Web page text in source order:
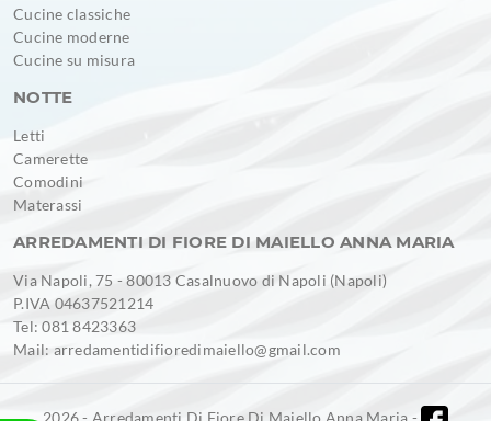
Cucine classiche
Cucine moderne
Cucine su misura
NOTTE
Letti
Camerette
Comodini
Materassi
ARREDAMENTI DI FIORE DI MAIELLO ANNA MARIA
Via Napoli, 75 - 80013 Casalnuovo di Napoli (Napoli)
P.IVA 04637521214
Tel: 081 8423363
Mail: arredamentidifioredimaiello@gmail.com
2026 - Arredamenti Di Fiore Di Maiello Anna Maria -